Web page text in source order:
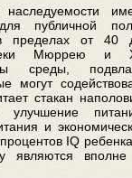
публичной
пределах от 40
Мюррею и
среды,
могут
стакан
улучшение
и
IQ
являются вполне